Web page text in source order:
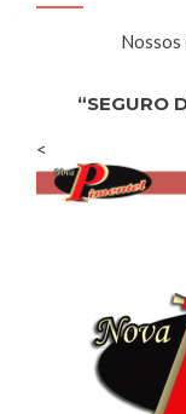
Nossos
“SEGURO
<